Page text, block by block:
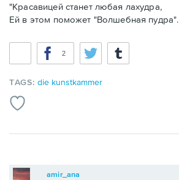
"Красавицей станет любая лахудра,
Ей в этом поможет "Волшебная пудра".
2
TAGS:die kunstkammer
amir_ana